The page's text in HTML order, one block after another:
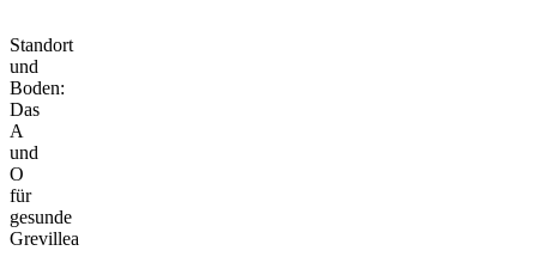
Standort
und
Boden:
Das
A
und
O
für
gesunde
Grevillea